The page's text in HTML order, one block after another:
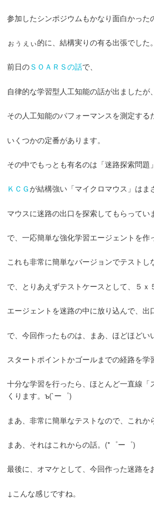
参加したシンポジウムもかなり面白かった
ぉぅぇぃ的に、結構実りの有る出張でした
前日のＳＯＡＲＳの話で、
自律的な学習型人工知能の話が出ましたが、
その人工知能のパフォーマンスを測定する
いくつかの定番があります。
その中でもっとも有名のは「迷路探索問題
ＫＣＧが結構強い「マイクロマウス」はま
マウスに迷路の出口を探索してもらって
で、一応簡単な強化学習エージェントを作
これも非常に簡単なバージョンでテストし
で、とりあえずテストケースとして、５ｘ
エージェントを迷路の中に放り込んで、出
で、今回作ったものは、まあ、ほどほどい
スタートポイントかゴールまでの経路を学
十分な学習を行ったら、ほとんど一直線
くります。ъ(`ー゜)
まあ、非常に簡単なテストなので、これか
まあ、それはこれからの話。(*゜ー゜)
最後に、オマケとして、今回作った迷路を
↓こんな感じですね。